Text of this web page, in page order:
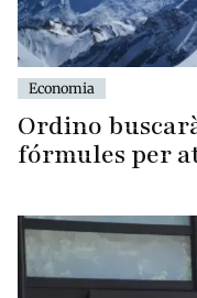
Economia
Ordino
fórmules per